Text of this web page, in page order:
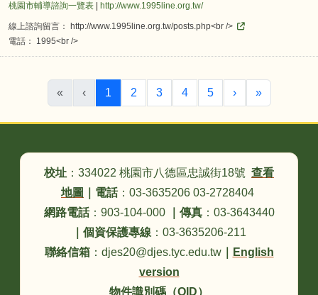
桃園市輔導諮詢一覽表 http://www.1995line.org.tw/
線上諮詢留言： http://www.1995line.org.tw/posts.php<br />
電話： 1995<br />
« ‹ 1 (目前頁次)
2 3 4 5 ›下一頁
»最後頁
校址 ：334022 桃園市八德區忠誠街18號 查看
地圖
電話：03-3635206 03-2728404
網路電話：903-104-000 傳真：03-3643440
個資保護專線 ：03-3635206-211
聯絡信箱：djes20@djes.tyc.edu.tw｜
English
version
物件識別碼（OID）